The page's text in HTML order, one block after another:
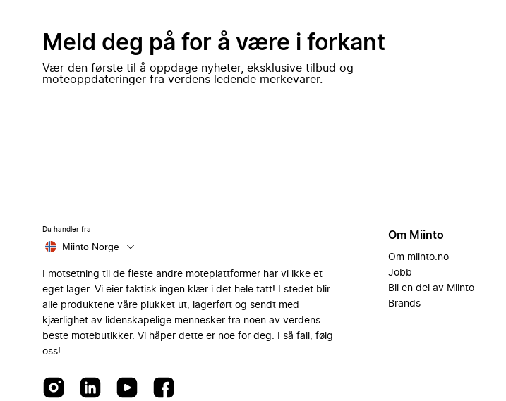
Meld deg på for å være i forkant
Vær den første til å oppdage nyheter, eksklusive tilbud og
moteoppdateringer fra verdens ledende merkevarer.
Du handler fra
Miinto Norge
I motsetning til de fleste andre moteplattformer har vi ikke et
eget lager. Vi eier faktisk ingen klær i det hele tatt! I stedet blir
alle produktene våre plukket ut, lagerført og sendt med
kjærlighet av lidenskapelige mennesker fra noen av verdens
beste motebutikker. Vi håper dette er noe for deg. I så fall, følg
oss!
Om Miinto
Om miinto.no
Jobb
Bli en del av Miinto
Brands